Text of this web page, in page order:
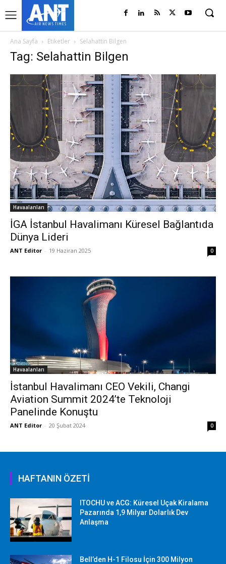
Ana Sayfa Etiketler Selahattin Bilgen
Tag: Selahattin Bilgen
Havaalanları
İGA İstanbul Havalimanı Küresel Bağlantıda
Dünya Lideri
ANT Editor - 19 Haziran 2025 0
Havaalanları
İstanbul Havalimanı CEO Vekili, Changi
Aviation Summit 2024’te Teknoloji
Panelinde Konuştu
ANT Editor - 20 Şubat 2024 0
HAFTANIN ÖZETİ
ITOCHU ve ACG: Küresel Uçak Kiralama
Pazarında 1,9 Milyar Dolarlık Dev
Anlaşma
Bell’den H-1 Filosu İçin 300 Milyon